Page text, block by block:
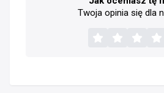
Twoja opinia się dla